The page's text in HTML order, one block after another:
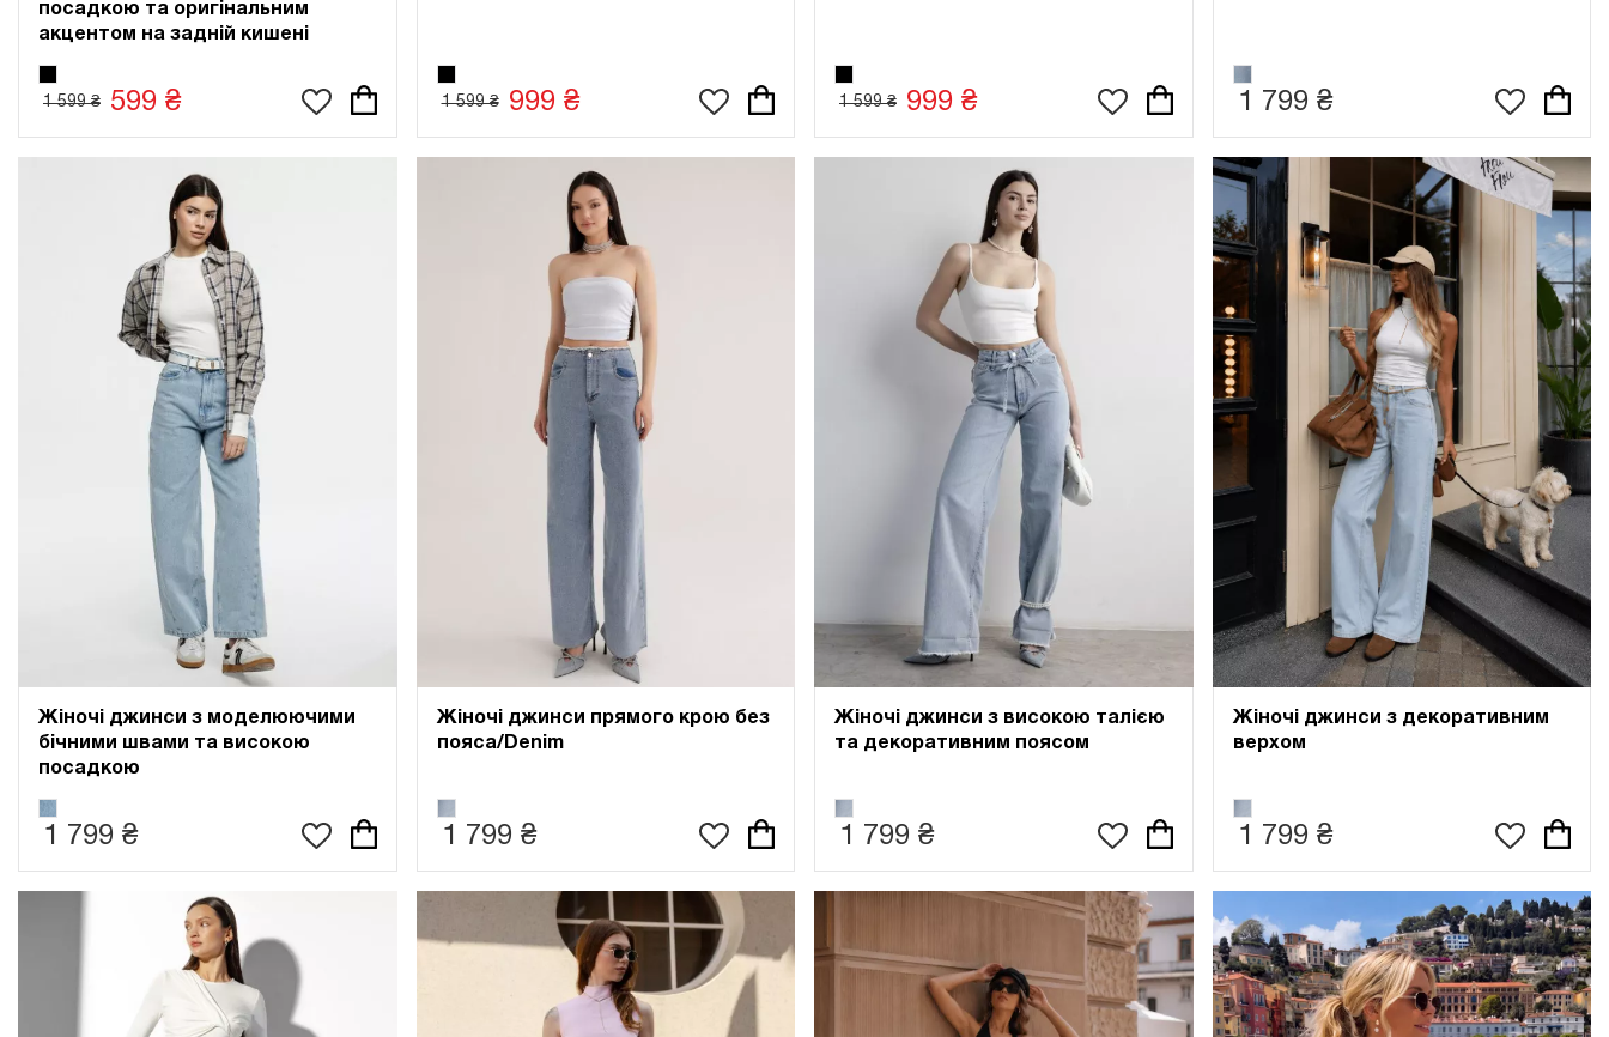
посадкою та оригінальним
акцентом на задній кишені
1 599 ₴ 599 ₴ 1 599 ₴ 999 ₴ 1 599 ₴ 999 ₴ 1 799 ₴
Жіночі джинси з моделюючими
бічними швами та високою
посадкою
1 799 ₴
Жіночі джинси прямого крою без
пояса/Denim
1 799 ₴
Жіночі джинси з високою талією
та декоративним поясом
1 799 ₴
Жіночі джинси з декоративним
верхом
1 799 ₴